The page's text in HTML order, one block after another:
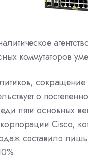
коммутаторов
о
пяти основных
Cisco,
составило лишь